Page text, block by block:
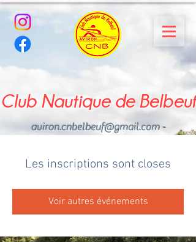
Club Nautique de Belbeuf
aviron.cnbelbeuf@gmail.com-
Les inscriptions sont closes
Voir autres événements